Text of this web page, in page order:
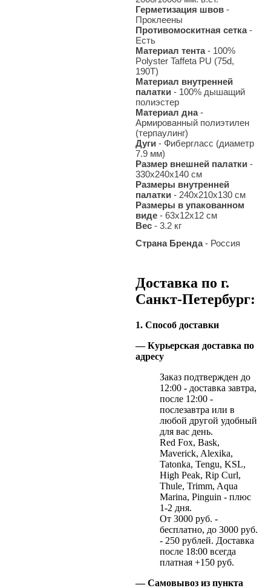
Герметизация швов -
Проклеены
Противомоскитная сетка-
Есть
Материал тента- 100%
Polyster Taffeta PU (75d,
190Т)
Материал внутренней
палатки - 100% дышащий
полиэстер
Материал дна-
Армированный полиэтилен
(терпаулинг)
Дуги - Фибергласс (диаметр
7.9 мм)
Размер внешней палатки -
330х240х140 см
Размеры внутренней
палатки - 240х210x130 см
Размеры в упакованном
виде - 63х12х12 см
Вес - 3.2 кг
Страна Бренда- Россия
Доставка по г.
Санкт-Петербург:
1. Способ доставки
— Курьерская доставка по
адресу
Заказ подтвержден до
12:00 - доставка завтра,
после 12:00 -
послезавтра или в
любой другой удобный
для вас день.
Red Fox, Bask,
Maverick, Alexika,
Tatonka, Tengu, KSL,
High Peak, Rip Curl,
Thule, Trimm, Aqua
Marina, Pinguin - плюс
1-2 дня.
От 3000 руб. -
бесплатно, до 3000 руб.
- 250 рублей. Доставка
после 18:00 всегда
платная +150 руб.
— Самовывоз из пункта